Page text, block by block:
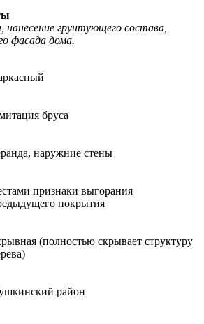
нанесение грунтующего состава,
фасада дома.
бруса
наружние стены
признаки выгорания
покрытия
(полностью скрывает структуру
район